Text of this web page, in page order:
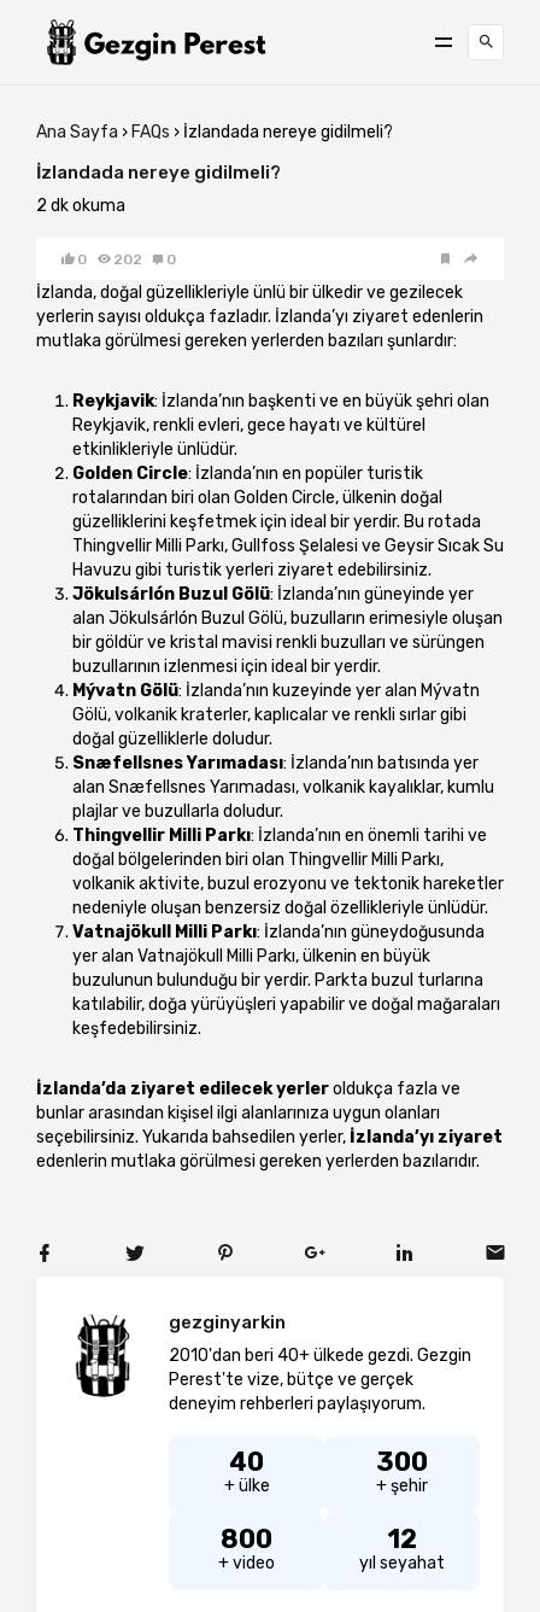
Ana Sayfa › FAQs › İzlandada nereye gidilmeli?
İzlandada nereye gidilmeli?
2 dk okuma
0 202 0
İzlanda, doğal güzellikleriyle ünlü bir ülkedir ve gezilecek
yerlerin sayısı oldukça fazladır. İzlanda’yı ziyaret edenlerin
mutlaka görülmesi gereken yerlerden bazıları şunlardır:
Reykjavik: İzlanda’nın başkenti ve en büyük şehri olan
Reykjavik, renkli evleri, gece hayatı ve kültürel
etkinlikleriyle ünlüdür.
Golden Circle: İzlanda’nın en popüler turistik
rotalarından biri olan Golden Circle, ülkenin doğal
güzelliklerini keşfetmek için ideal bir yerdir. Bu rotada
Thingvellir Milli Parkı, Gullfoss Şelalesi ve Geysir Sıcak Su
Havuzu gibi turistik yerleri ziyaret edebilirsiniz.
Jökulsárlón Buzul Gölü: İzlanda’nın güneyinde yer
alan Jökulsárlón Buzul Gölü, buzulların erimesiyle oluşan
bir göldür ve kristal mavisi renkli buzulları ve sürüngen
buzullarının izlenmesi için ideal bir yerdir.
Mývatn Gölü: İzlanda’nın kuzeyinde yer alan Mývatn
Gölü, volkanik kraterler, kaplıcalar ve renkli sırlar gibi
doğal güzelliklerle doludur.
Snæfellsnes Yarımadası: İzlanda’nın batısında yer
alan Snæfellsnes Yarımadası, volkanik kayalıklar, kumlu
plajlar ve buzullarla doludur.
Thingvellir Milli Parkı: İzlanda’nın en önemli tarihi ve
doğal bölgelerinden biri olan Thingvellir Milli Parkı,
volkanik aktivite, buzul erozyonu ve tektonik hareketler
nedeniyle oluşan benzersiz doğal özellikleriyle ünlüdür.
Vatnajökull Milli Parkı: İzlanda’nın güneydoğusunda
yer alan Vatnajökull Milli Parkı, ülkenin en büyük
buzulunun bulunduğu bir yerdir. Parkta buzul turlarına
katılabilir, doğa yürüyüşleri yapabilir ve doğal mağaraları
keşfedebilirsiniz.
İzlanda’da ziyaret edilecek yerleroldukça fazla ve
bunlar arasından kişisel ilgi alanlarınıza uygun olanları
seçebilirsiniz. Yukarıda bahsedilen yerler, İzlanda’yı ziyaret
edenlerin mutlaka görülmesi gereken yerlerden bazılarıdır.
gezginyarkin
2010'dan beri 40+ ülkede gezdi. Gezgin
Perest'te vize, bütçe ve gerçek
deneyim rehberleri paylaşıyorum.
40
+ ülke
300
+ şehir
800
+ video
12
yıl seyahat